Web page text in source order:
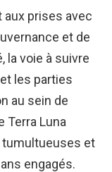
aux prises avec
et de
la voie à suivre
les parties
au sein de
Terra Luna
tumultueuses et
engagés.